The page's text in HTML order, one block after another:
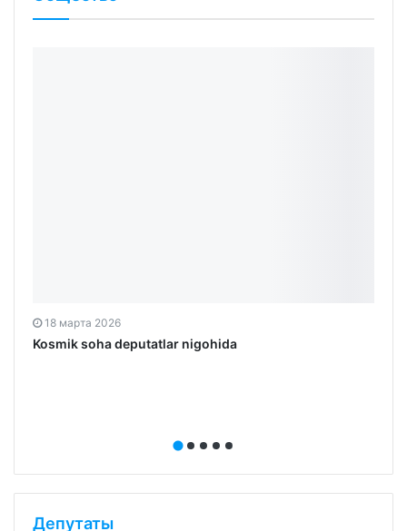
Kosmik soha deputatlar nigohida
Депутаты